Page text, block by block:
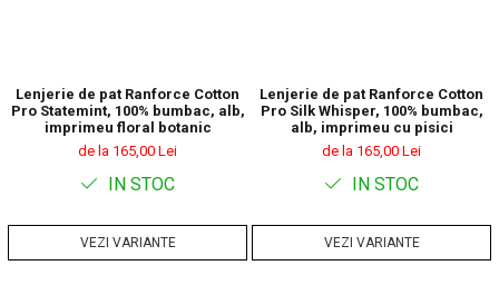
Lenjerie de pat Ranforce Cotton
Pro Statemint, 100% bumbac, alb,
imprimeu floral botanic
de la 165,00 Lei
IN STOC
VEZI VARIANTE
Lenjerie de pat Ranforce Cotton
Pro Silk Whisper, 100% bumbac,
alb, imprimeu cu pisici
de la 165,00 Lei
IN STOC
VEZI VARIANTE